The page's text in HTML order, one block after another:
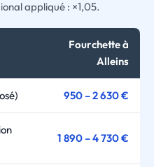
appliqué : ×1,05.
Fourchette à
Alleins
950 – 2 630 €
1 890 – 4 730 €